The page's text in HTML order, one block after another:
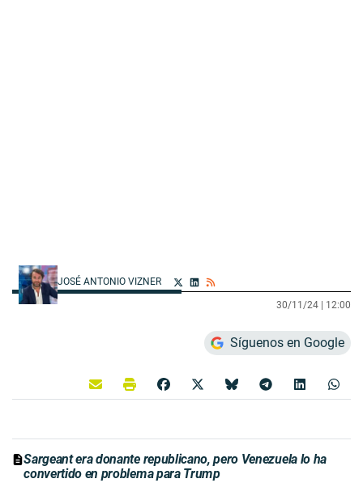
JOSÉ ANTONIO VIZNER
30/11/24 | 12:00
Síguenos en Google
Sargeant era donante republicano, pero Venezuela lo ha
convertido en problema para Trump